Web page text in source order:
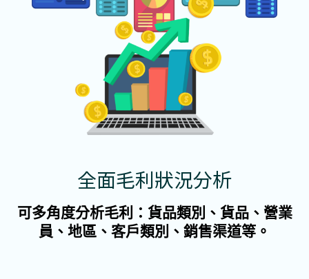
全面毛利狀況分析
可多角度分析毛利：貨品類別、貨品、營業
員、地區、客戶類別、銷售渠道等。